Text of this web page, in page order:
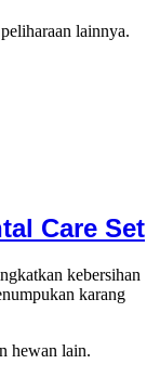
lainnya.
Care Set
kebersihan
karang
hewan lain.